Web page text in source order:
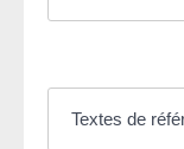
Textes de